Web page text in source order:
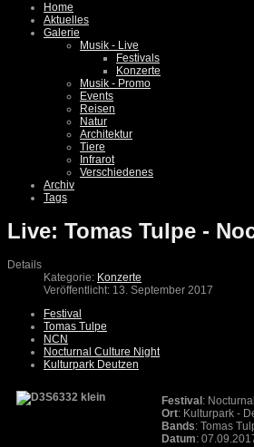
Home
Aktuelles
Galerie
Musik - Live
Festivals
Konzerte
Musik - Promo
Events
Reisen
Natur
Architektur
Tiere
Infrarot
Verschiedenes
Archiv
Tags
Live: Tomas Tulpe -
Details
Kategorie: Konzerte
Veröffentlicht: 13. September 2017
Festival
Tomas Tulpe
NCN
Nocturnal Culture Night
Kulturpark Deutzen
Festival :
Ort: Kulturpark -
Bands: Tomas
Datum: